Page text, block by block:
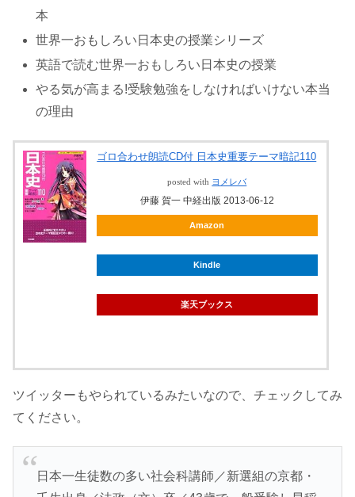
本
世界一おもしろい日本史の授業シリーズ
英語で読む世界一おもしろい日本史の授業
やる気が高まる!受験勉強をしなければいけない本当
の理由
ゴロ合わせ朗読CD付 日本史重要テーマ暗記110
posted with ヨメレバ
伊藤 賀一 中経出版 2013-06-12
Amazon
Kindle
楽天ブックス
ツイッターもやられているみたいなので、チェックしてみ
てください。
日本一生徒数の多い社会科講師／新選組の京都・